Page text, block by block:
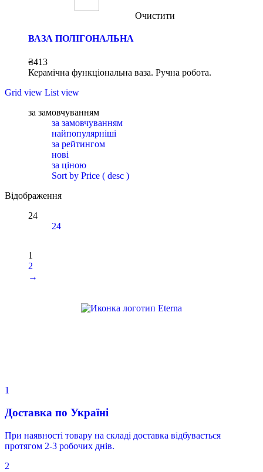
Очистити
ВАЗА ПОЛІГОНАЛЬНА
₴413
Керамічна функціональна ваза. Ручна робота.
Grid view List view
за замовчуванням
за замовчуванням
найпопулярніші
за рейтингом
нові
за ціною
Sort by Price ( desc )
Відображення
24
24
1
2
→
1
Доставка по Україні
При наявності товару на складі доставка відбувається
протягом 2-3 робочих днів.
2